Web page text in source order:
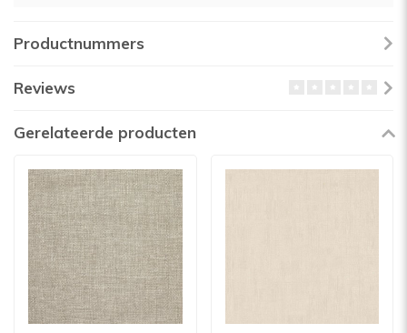
Productnummers
Reviews
Gerelateerde producten